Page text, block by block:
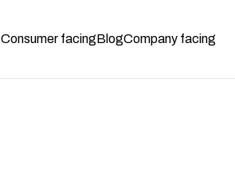
Consumer facingBlogCompany facing